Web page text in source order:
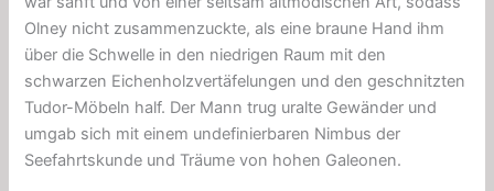
Olney nicht zusammenzuckte, als eine braune Hand ihm
über die Schwelle in den niedrigen Raum mit den
schwarzen Eichenholzvertäfelungen und den geschnitzten
Tudor-Möbeln half. Der Mann trug uralte Gewänder und
umgab sich mit einem undefinierbaren Nimbus der
Seefahrtskunde und Träume von hohen Galeonen.